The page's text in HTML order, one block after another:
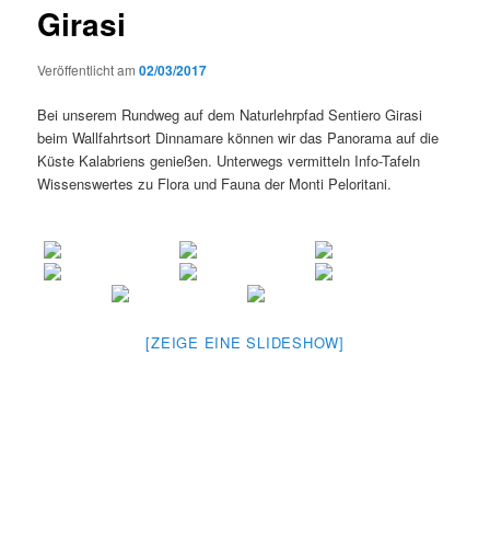
Girasi
Veröffentlicht am02/03/2017
Bei unserem Rundweg auf dem Naturlehrpfad Sentiero Girasi
beim Wallfahrtsort Dinnamare können wir das Panorama auf die
Küste Kalabriens genießen. Unterwegs vermitteln Info-Tafeln
Wissenswertes zu Flora und Fauna der Monti Peloritani.
[ZEIGE EINE SLIDESHOW]